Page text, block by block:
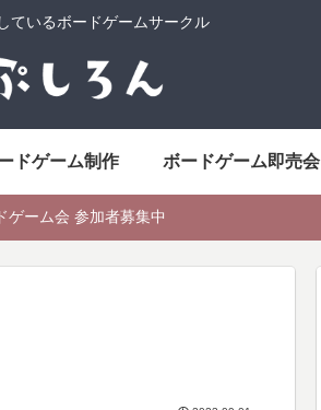
ているボードゲームサークル
ドゲーム制作 ボードゲーム即売会
ゲーム会 参加者募集中